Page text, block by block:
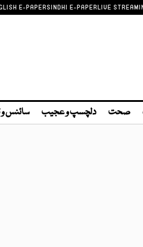
E-PAPERSINDHI E-PAPERLIVE
صحت دلچسپ و عجیب سائنس و